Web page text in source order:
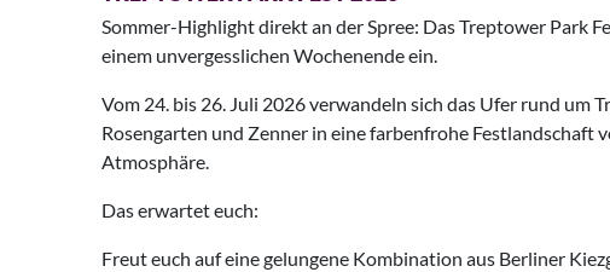
Sommer-Highlight direkt an der Spree: Das Treptower Park
einem unvergesslichen Wochenende ein.
Vom 24. bis 26. Juli 2026 verwandeln sich das Ufer rund um
Rosengarten und Zenner in eine farbenfrohe Festlandschaft
Atmosphäre.
Das erwartet euch:
Freut euch auf eine gelungene Kombination aus Berliner